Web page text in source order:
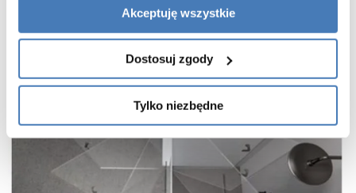
Akceptuję wszystkie
Dostosuj zgody
Tylko niezbędne